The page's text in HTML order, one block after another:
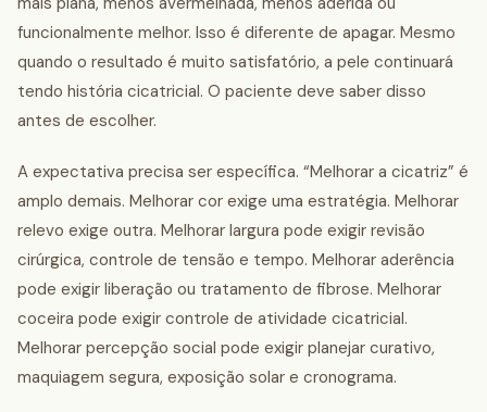
funcionalmente melhor. Isso é diferente de apagar. Mesmo
quando o resultado é muito satisfatório, a pele continuará
tendo história cicatricial. O paciente deve saber disso
antes de escolher.
A expectativa precisa ser específica. “Melhorar a cicatriz” é
amplo demais. Melhorar cor exige uma estratégia. Melhorar
relevo exige outra. Melhorar largura pode exigir revisão
cirúrgica, controle de tensão e tempo. Melhorar aderência
pode exigir liberação ou tratamento de fibrose. Melhorar
coceira pode exigir controle de atividade cicatricial.
Melhorar percepção social pode exigir planejar curativo,
maquiagem segura, exposição solar e cronograma.